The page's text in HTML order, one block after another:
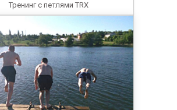
Тренинг с петлями TRX